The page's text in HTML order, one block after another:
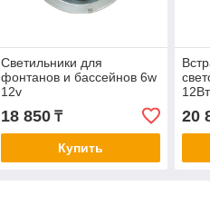
Светильники для
фонтанов и бассейнов 6w
12v
18 850₸
Купить
20